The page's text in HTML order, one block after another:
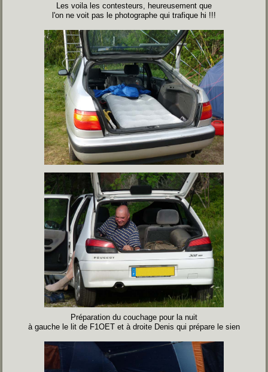
Les voila les contesteurs, heureusement que
l'on ne voit pas le photographe qui trafique hi !!!
Préparation du couchage pour la nuit
à gauche le lit de F1OET et à droite Denis qui prépare le sien